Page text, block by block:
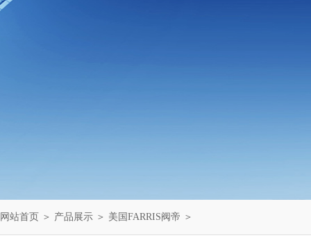
网站首页 ＞ 产品展示 ＞ 美国FARRIS阀帝 ＞